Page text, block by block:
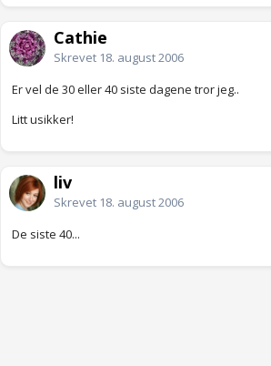
Cathie
Skrevet 18. august 2006
Er vel de 30 eller 40 siste dagene tror jeg..
Litt usikker!
liv
Skrevet 18. august 2006
De siste 40...